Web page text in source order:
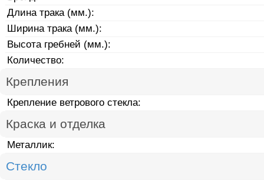
Длина трака (мм.):
Ширина трака (мм.):
Высота гребней (мм.):
Количество:
Крепления
Крепление ветрового стекла:
Краска и отделка
Металлик:
Стекло